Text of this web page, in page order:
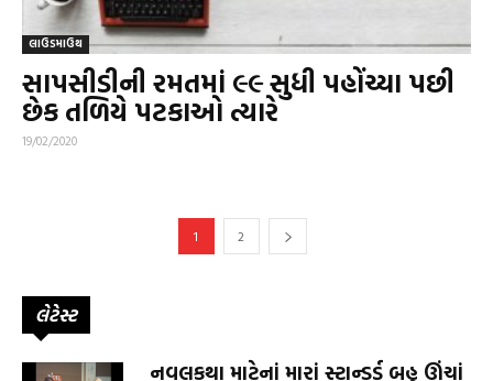
લાઉડમાઉથ
સાપસીડીની રમતમાં ૯૯ સુધી પહોંચ્યા પછી
છેક તળિયે પટકાઓ ત્યારે
19/02/2020
1 2
લેટેસ્ટ
નવલકથા માટેનાં મારાં સ્ટાન્ડર્ડ બહુ ઊંચાં